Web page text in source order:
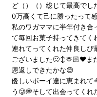
ど（）（）総じて最高で
0万高くて己に勝ったって
私のワガママに半年付き合
て毎回お菓子持ってきてく
連れてってくれた仲良しぴ
ございました🙂‍↕️🫶🏻♥️ま
恩返しできたかな😊
優しいボーイ達に恵まれて
う🥲💭そして出会ってく